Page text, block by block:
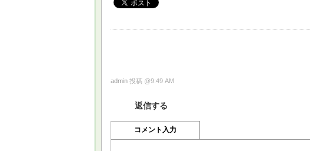
admin 投稿 @9:49 AM
返信する
コメント入力